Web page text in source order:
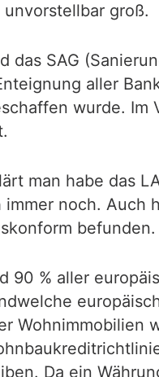
groß.
SAG
aller
wurde. Im
man habe das
noch. Auch
befunden.
% aller
Wohnimmobilien
Da ein